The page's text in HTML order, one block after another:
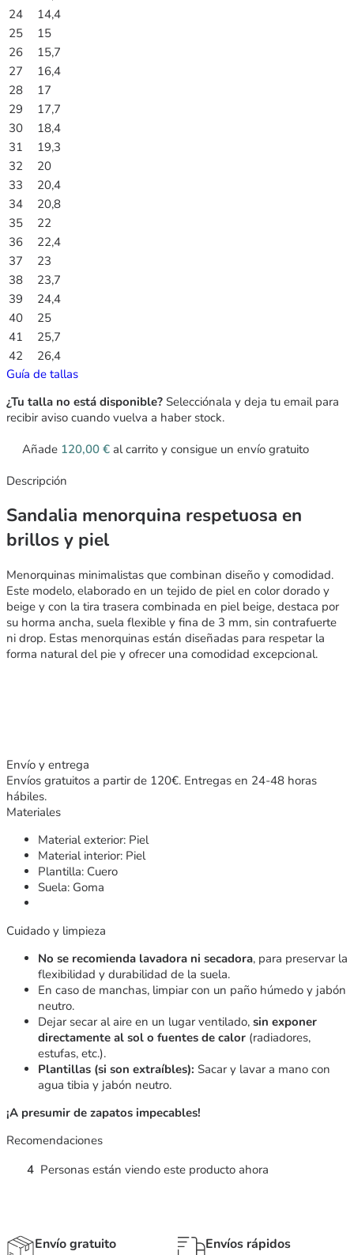
24
14,4
25
15
26
15,7
27
16,4
28
17
29
17,7
30
18,4
31
19,3
32
20
33
20,4
34
20,8
35
22
36
22,4
37
23
38
23,7
39
24,4
40
25
41
25,7
42
26,4
Guía de tallas
¿Tu talla no está disponible? Selecciónala y deja tu email para
recibir aviso cuando vuelva a haber stock.
Añade 120,00 € al carrito y consigue un envío gratuito
Descripción
Sandalia menorquina respetuosa en
brillos y piel
Menorquinas minimalistas que combinan diseño y comodidad.
Este modelo, elaborado en un tejido de piel en color dorado y
beige y con la tira trasera combinada en piel beige, destaca por
su horma ancha, suela flexible y fina de 3 mm, sin contrafuerte
ni drop. Estas menorquinas están diseñadas para respetar la
forma natural del pie y ofrecer una comodidad excepcional.
Envío y entrega
Envíos gratuitos a partir de 120€. Entregas en 24-48 horas
hábiles.
Materiales
Material exterior: Piel
Material interior: Piel
Plantilla: Cuero
Suela: Goma
Cuidado y limpieza
No se recomienda lavadora ni secadora, para preservar la
flexibilidad y durabilidad de la suela.
En caso de manchas, limpiar con un paño húmedo y jabón
neutro.
Dejar secar al aire en un lugar ventilado, sin exponer
directamente al sol o fuentes de calor (radiadores,
estufas, etc.).
Plantillas (si son extraíbles): Sacar y lavar a mano con
agua tibia y jabón neutro.
¡A presumir de zapatos impecables!
Recomendaciones
4 Personas están viendo este producto ahora
Envío gratuito Envíos rápidos